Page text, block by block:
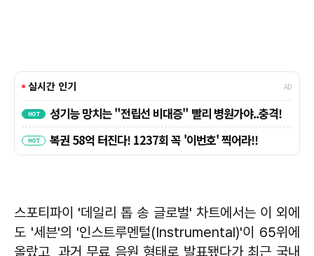
스포티파이 '데일리 톱 송 글로벌' 차트에서는 이 외에
도 '세븐'의 '인스트루멘털(Instrumental)'이 65위에
올랐고, 과거 무료 음원 형태로 발표됐다가 최근 국내